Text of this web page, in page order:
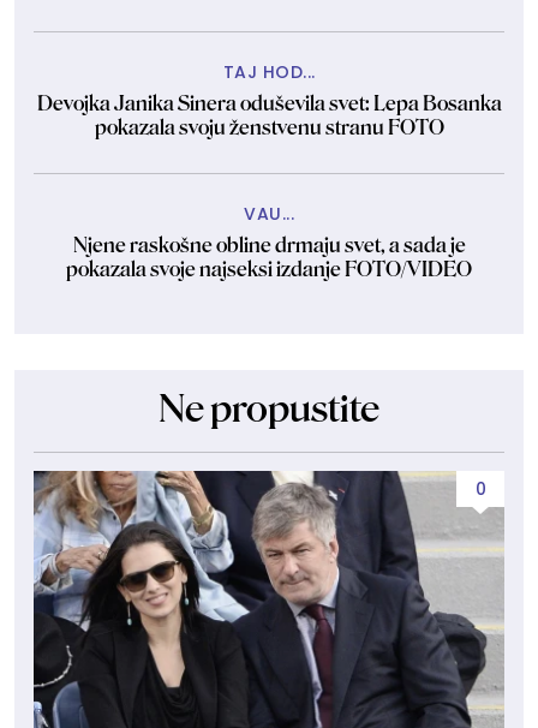
TAJ HOD...
Devojka Janika Sinera oduševila svet: Lepa Bosanka
pokazala svoju ženstvenu stranu FOTO
VAU...
Njene raskošne obline drmaju svet, a sada je
pokazala svoje najseksi izdanje FOTO/VIDEO
Ne propustite
0